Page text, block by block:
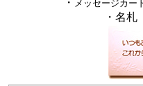
メッセージカー
・名札